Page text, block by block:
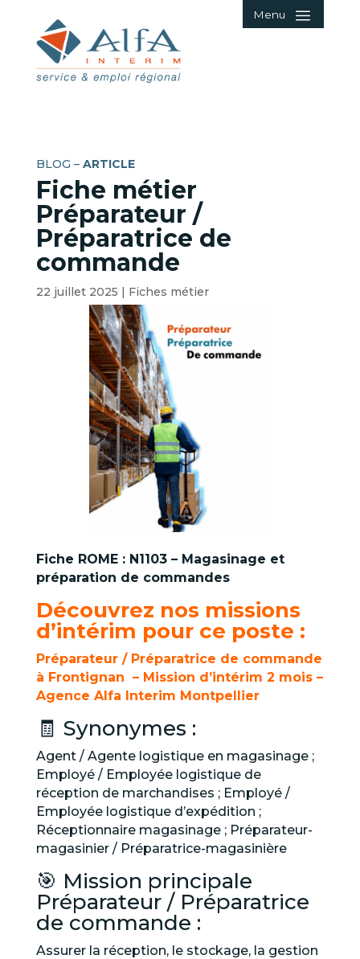
Menu
BLOG – ARTICLE
Fiche métier
Préparateur /
Préparatrice de
commande
22 juillet 2025 Fiches métier
Fiche ROME : N1103 – Magasinage et
préparation de commandes
Découvrez nos missions
d’intérim pour ce poste :
Préparateur / Préparatrice de commande
à Frontignan – Mission d’intérim 2 mois –
Agence Alfa Interim Montpellier
🧾 Synonymes :
Agent / Agente logistique en magasinage ;
Employé / Employée logistique de
réception de marchandises ; Employé /
Employée logistique d’expédition ;
Réceptionnaire magasinage ; Préparateur-
magasinier / Préparatrice-magasinière
🎯 Mission principale
Préparateur / Préparatrice
de commande :
Assurer la réception, le stockage, la gestion